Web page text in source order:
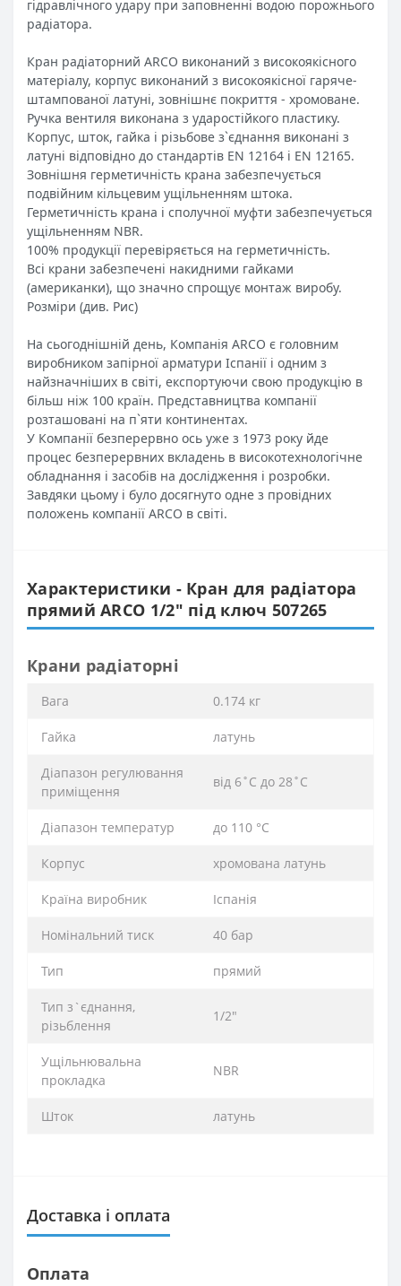
гідравлічного удару при заповненні водою порожнього
радіатора.
Кран радіаторний ARCO виконаний з високоякісного
матеріалу, корпус виконаний з високоякісної гаряче-
штампованої латуні, зовнішнє покриття - хромоване.
Ручка вентиля виконана з ударостійкого пластику.
Корпус, шток, гайка і різьбове з`єднання виконані з
латуні відповідно до стандартів EN 12164 і EN 12165.
Зовнішня герметичність крана забезпечується
подвійним кільцевим ущільненням штока.
Герметичність крана і сполучної муфти забезпечується
ущільненням NBR.
100% продукції перевіряється на герметичність.
Всі крани забезпечені накидними гайками
(американки), що значно спрощує монтаж виробу.
Розміри (див. Рис)
На сьогоднішній день, Компанія ARCO є головним
виробником запірної арматури Іспанії і одним з
найзначніших в світі, експортуючи свою продукцію в
більш ніж 100 країн. Представництва компанії
розташовані на п`яти континентах.
У Компанії безперервно ось уже з 1973 року йде
процес безперервних вкладень в високотехнологічне
обладнання і засобів на дослідження і розробки.
Завдяки цьому і було досягнуто одне з провідних
положень компанії ARCO в світі.
Характеристики - Кран для радіатора
прямий ARCO 1/2″ під ключ 507265
Крани радіаторні
Вага 0.174 кг
Гайка латунь
Діапазон регулювання
приміщення
від 6˚C до 28˚C
Діапазон температур до 110 °C
Корпус хромована латунь
Країна виробник Іспанія
Номінальний тиск 40 бар
Тип прямий
Тип з`єднання,
різьблення
1/2″
Ущільнювальна
прокладка
NBR
Шток латунь
Доставка і оплата
Оплата